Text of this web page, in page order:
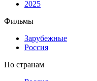
2025
Фильмы
Зарубежные
Россия
По странам